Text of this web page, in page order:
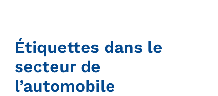
Étiquettes dans le
secteur de
l’automobile